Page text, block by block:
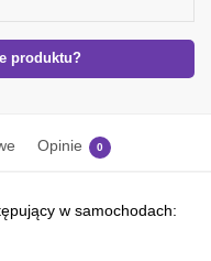
produktu?
Opinie 0
w samochodach: